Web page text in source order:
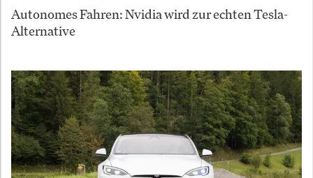
Autonomes Fahren: Nvidia wird zur echten Tesla-
Alternative